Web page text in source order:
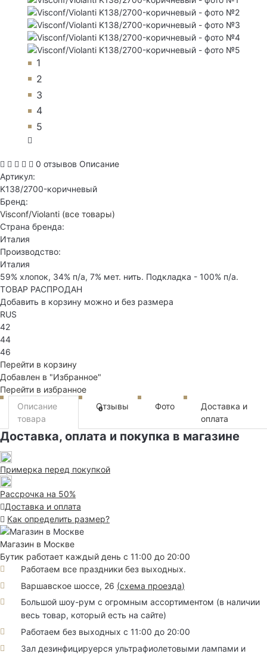
1
2
3
4
5
0 отзывов Описание
Артикул:
K138/2700-коричневый
Бренд:
Visconf/Violanti (все товары)
Страна бренда:
Италия
Производство:
Италия
59% хлопок, 34% п/а, 7% мет. нить. Подкладка - 100% п/а.
ТОВАР РАСПРОДАН
Добавить в корзину можно и без размера
RUS
42
44
46
Перейти в корзину
Добавлен в "Избранное"
Перейти в избранное
Описание
товара
Отзывы
0 Фото
Доставка и
оплата
Доставка, оплата и покупка в магазине
Примерка перед покупкой
Рассрочка на 50%
Доставка и оплата
Как определить размер?
Магазин в Москве
Бутик работает каждый день с 11:00 до 20:00
Работаем все праздники без выходных.
Варшавское шоссе, 26 (схема проезда)
Большой шоу-рум с огромным ассортиментом (в наличии
весь товар, который есть на сайте)
Работаем без выходных с 11:00 до 20:00
Зал дезинфицируерся ультрафиолетовыми лампами и